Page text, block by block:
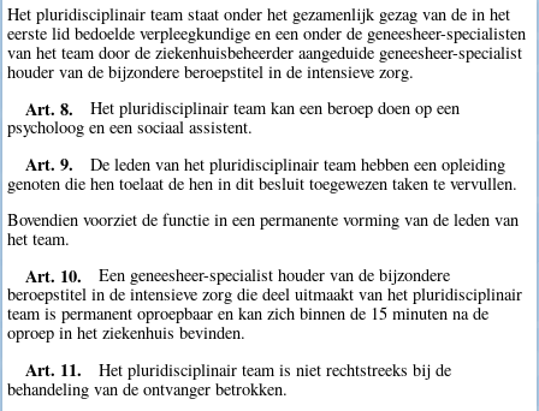
Het pluridisciplinair team staat onder het gezamenlijk gezag van de in het
eerste lid bedoelde verpleegkundige en een onder de geneesheer-specialisten
van het team door de ziekenhuisbeheerder aangeduide geneesheer-specialist
houder van de bijzondere beroepstitel in de intensieve zorg.
Art. 8.
Het pluridisciplinair team kan een beroep doen op een
psycholoog en een sociaal assistent.
Art. 9.
De leden van het pluridisciplinair team hebben een opleiding
genoten die hen toelaat de hen in dit besluit toegewezen taken te vervullen.
Bovendien voorziet de functie in een permanente vorming van de leden van
het team.
Art. 10.
Een geneesheer-specialist houder van de bijzondere
beroepstitel in de intensieve zorg die deel uitmaakt van het pluridisciplinair
team is permanent oproepbaar en kan zich binnen de 15 minuten na de
oproep in het ziekenhuis bevinden.
Art. 11.
Het pluridisciplinair team is niet rechtstreeks bij de
behandeling van de ontvanger betrokken.